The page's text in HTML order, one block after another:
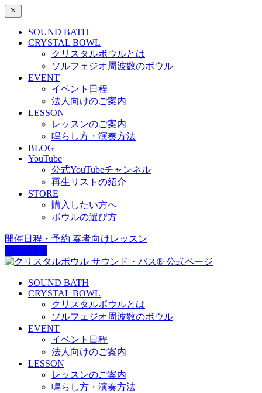
SOUND BATH
CRYSTAL BOWL
クリスタルボウルとは
ソルフェジオ周波数のボウル
EVENT
イベント日程
法人向けのご案内
LESSON
レッスンのご案内
鳴らし方・演奏方法
BLOG
YouTube
公式YouTubeチャンネル
再生リストの紹介
STORE
購入したい方へ
ボウルの選び方
開催日程・予約 奏者向けレッスン
SOUND BATH
CRYSTAL BOWL
クリスタルボウルとは
ソルフェジオ周波数のボウル
EVENT
イベント日程
法人向けのご案内
LESSON
レッスンのご案内
鳴らし方・演奏方法